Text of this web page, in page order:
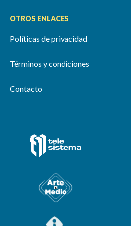
OTROS ENLACES
Políticas de privacidad
Términos y condiciones
Contacto